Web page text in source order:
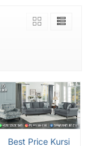
Best Price Kursi